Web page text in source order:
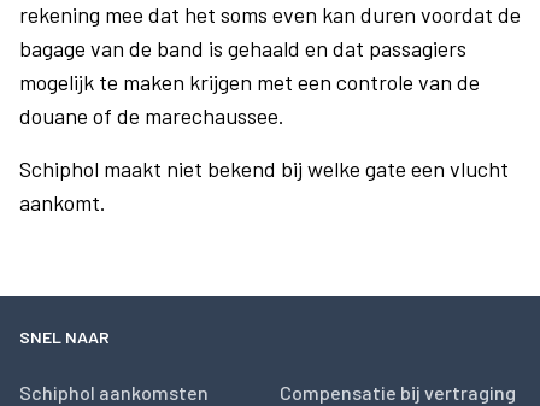
rekening mee dat het soms even kan duren voordat de
bagage van de band is gehaald en dat passagiers
mogelijk te maken krijgen met een controle van de
douane of de marechaussee.
Schiphol maakt niet bekend bij welke gate een vlucht
aankomt.
SNEL NAAR
Schiphol aankomsten
Compensatie bij vertraging